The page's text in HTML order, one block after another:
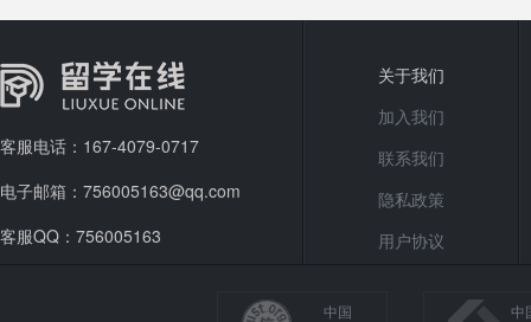
客服电话：167-4079-0717
电子邮箱：756005163@qq.com
客服QQ：756005163
关于我们
加入我们
联系我们
隐私政策
用户协议
中国
中